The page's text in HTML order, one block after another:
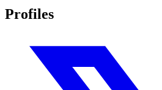
Profiles